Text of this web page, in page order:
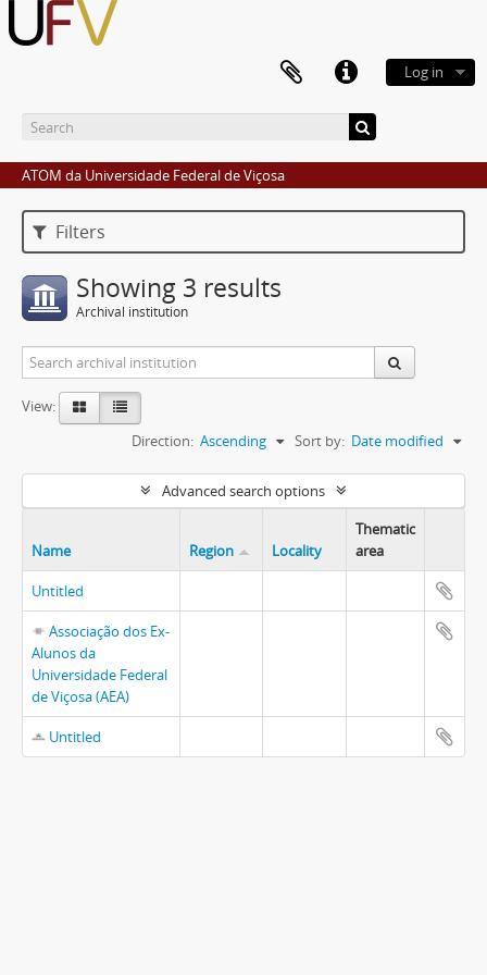
Log in
ATOM da Universidade Federal de Viçosa
Filters
Showing 3 results
Archival institution
View:
Sort by: Date modified
Direction: Ascending
Advanced search options
Name Region Locality
Thematic
area
Untitled
Associação dos Ex-
Alunos da
Universidade Federal
de Viçosa (AEA)
Untitled